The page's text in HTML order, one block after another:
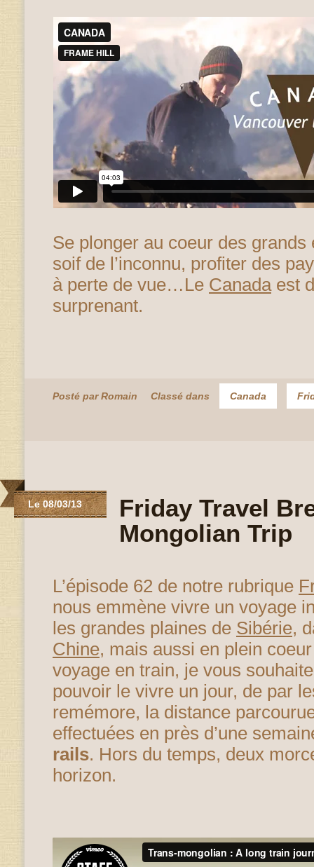
Se plonger au coeur des
soif de l’inconnu, profiter des
à perte de vue…Le Canadaest
surprenant.
Posté par Romain Classé dans Canada
Le 08/03/13
Friday Travel
Mongolian Trip
L’épisode 62 de notre rubrique
nous emmène vivre un voyage
les grandes plaines de Sibérie,
Chine, mais aussi en plein
voyage en train, je vous
pouvoir le vivre un jour, de par
remémore, la distance
effectuées en près d’une
rails. Hors du temps, deux
horizon.